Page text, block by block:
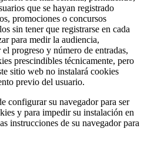
que se hayan registrado
promociones o concursos
sin tener que registrarse en cada
para medir la audiencia,
progreso y número de entradas,
prescindibles técnicamente, pero
sitio web no instalará cookies
previo del usuario.
configurar su navegador para ser
y para impedir su instalación en
instrucciones de su navegador para